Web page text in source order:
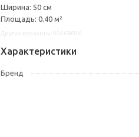
Ширина: 50 см
Площадь: 0.40 м²
Характеристики
Бренд